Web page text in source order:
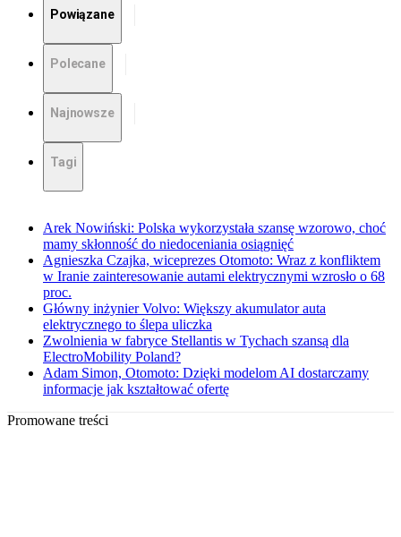
Powiązane
Polecane
Najnowsze
Tagi
Arek Nowiński: Polska wykorzystała szansę wzorowo, choć
mamy skłonność do niedoceniania osiągnięć
Agnieszka Czajka, wiceprezes Otomoto: Wraz z konfliktem
w Iranie zainteresowanie autami elektrycznymi wzrosło o 68
proc.
Główny inżynier Volvo: Większy akumulator auta
elektrycznego to ślepa uliczka
Zwolnienia w fabryce Stellantis w Tychach szansą dla
ElectroMobility Poland?
Adam Simon, Otomoto: Dzięki modelom AI dostarczamy
informacje jak kształtować ofertę
Promowane treści